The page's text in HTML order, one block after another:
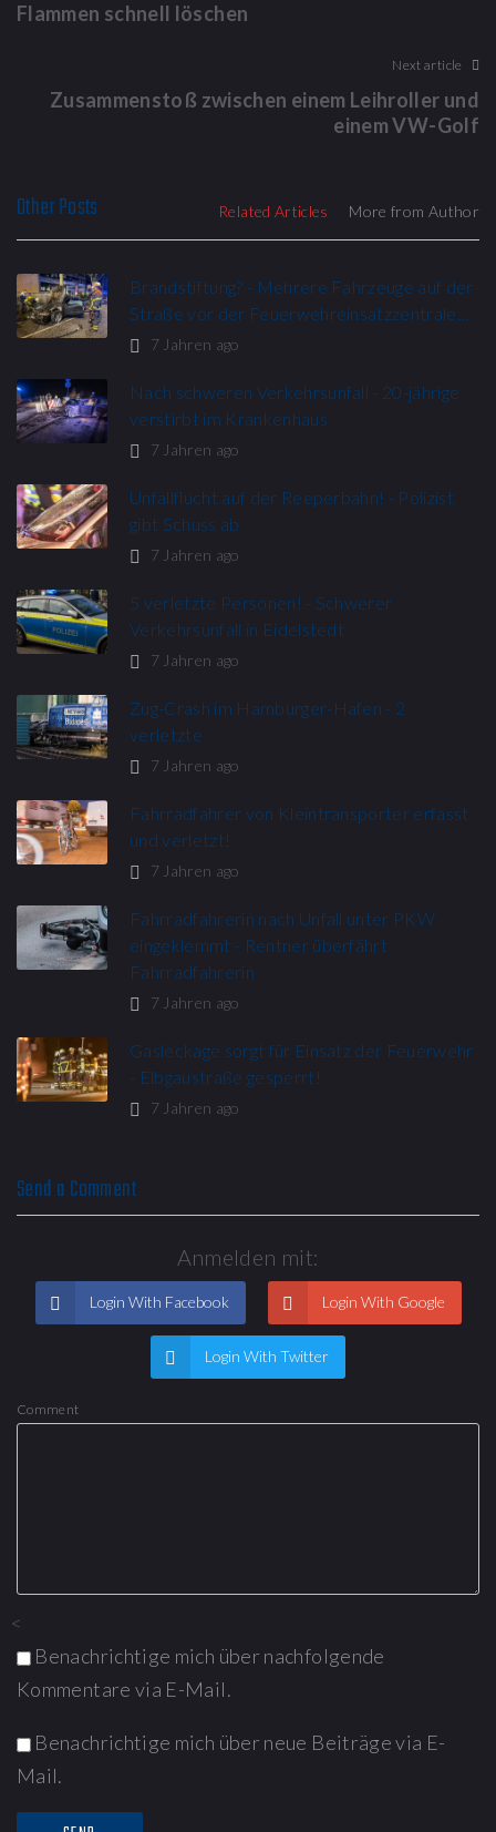
Flammen schnell löschen
Next article
Zusammenstoß zwischen einem Leihroller und
einem VW-Golf
Other Posts Related Articles More from Author
Brandstiftung? - Mehrere Fahrzeuge auf der
Straße vor der Feuerwehreinsatzzentrale…
7 Jahren ago
Nach schweren Verkehrsunfall - 20-jährige
verstirbt im Krankenhaus
7 Jahren ago
Unfallflucht auf der Reeperbahn! - Polizist
gibt Schuss ab
7 Jahren ago
5 verletzte Personen! - Schwerer
Verkehrsunfall in Eidelstedt
7 Jahren ago
Zug-Crash im Hamburger-Hafen - 2
verletzte
7 Jahren ago
Fahrradfahrer von Kleintransporter erfasst
und verletzt!
7 Jahren ago
Fahrradfahrerin nach Unfall unter PKW
eingeklemmt - Rentner überfährt
Fahrradfahrerin
7 Jahren ago
Gasleckage sorgt für Einsatz der Feuerwehr
- Elbgaustraße gesperrt!
7 Jahren ago
Send a Comment
Anmelden mit:
Login With Facebook Login With Google
Login With Twitter
Comment
<
Benachrichtige mich über nachfolgende
Kommentare via E-Mail.
Benachrichtige mich über neue Beiträge via E-
Mail.